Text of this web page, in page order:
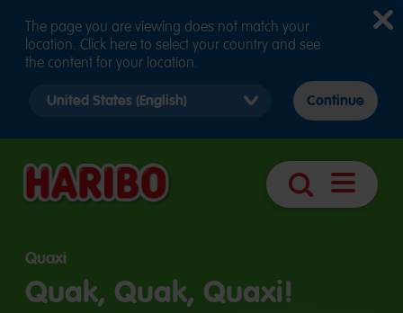
Suche
Quaxi
Quak, Quak, Quaxi!
The page you are viewing does not match your
location. Click here to select your country and see
the content for your location.
country
Continue